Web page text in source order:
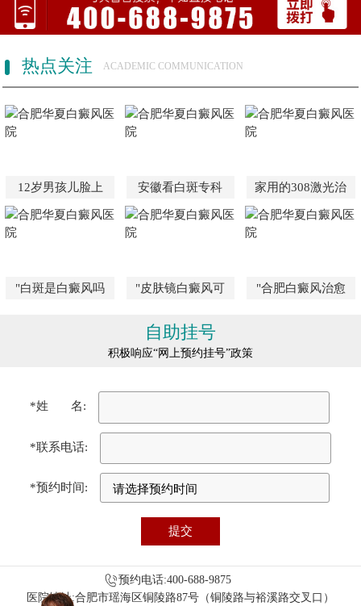
热点关注 ACADEMIC COMMUNICATION
12岁男孩儿脸上 安徽看白斑专科 家用的308激光治
"白斑是白癜风吗 "皮肤镜白癜风可 "合肥白癜风治愈
自助挂号
积极响应“网上预约挂号”政策
*姓 名:
*联系电话:
*预约时间:
预约电话:400-688-9875
医院地址:合肥市瑶海区铜陵路87号（铜陵路与裕溪路交叉口）